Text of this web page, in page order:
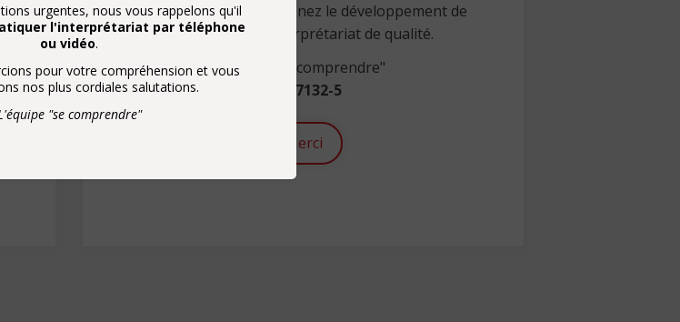
urgentes, nous vous rappelons qu'il
l'interprétariat par téléphone
ou vidéo.
pour votre compréhension et vous
nos plus cordiales salutations.
"se comprendre"
de
à
Par un don, vous soutenez le développement de
prestations d'interprétariat de qualité.
CCP de "se comprendre"
01-67132-5
Merci